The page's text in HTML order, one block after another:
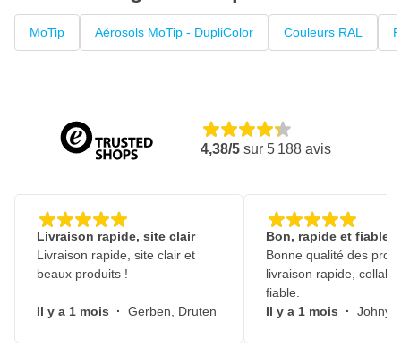
MoTip Aérosols MoTip - DupliColor Couleurs RAL
4,38/5 sur 5 188 avis
Livraison rapide, site clair
Livraison rapide, site clair et
beaux produits !
Il y a 1 mois · Gerben, Druten
Bon, rapide et fiable
Bonne qualité des
livraison rapide,
fiable.
Il y a 1 mois · Johny,